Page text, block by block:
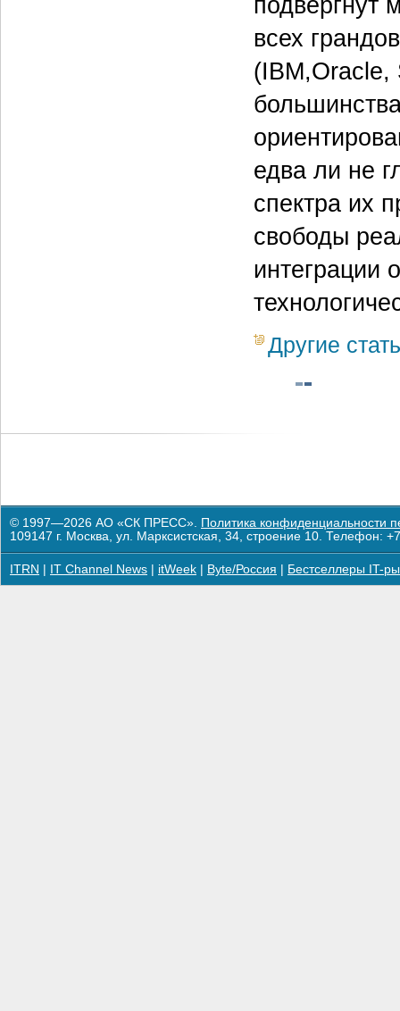
подвергнут
всех
(IBM,Oracle,
едва ли не
спектра их
свободы
интеграции
Другие
© 1997—2026 АО «СК ПРЕСС». Политика конфиденциальности
109147 г. Москва, ул. Марксистская, 34, строение 10. Телефон:
ITRN IT Channel News itWeek Byte/Россия Бестселлеры IT-